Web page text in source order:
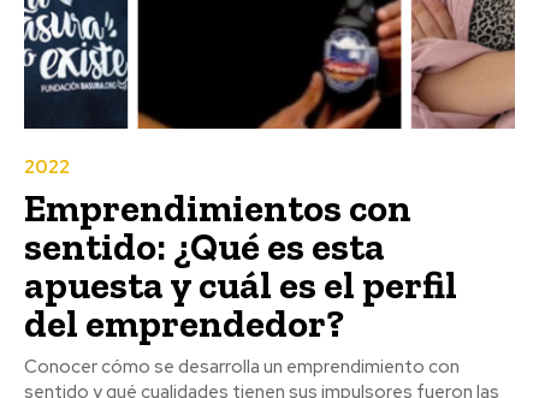
2022
Emprendimientos con
sentido: ¿Qué es esta
apuesta y cuál es el perfil
del emprendedor?
Conocer cómo se desarrolla un emprendimiento con
sentido y qué cualidades tienen sus impulsores fueron las